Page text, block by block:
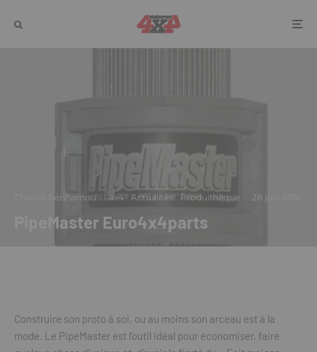
Charles Benhamou · 4x4 Actualités Produithèque · 28 juin 2016
PipeMaster Euro4x4parts
Construire son proto à soi, ou au moins son arceau est à la
mode. Le PipeMaster est l’outil idéal pour économiser, faire